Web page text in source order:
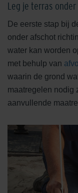
Leg je terras
De eerste stap bij
onder afschot
water kan worden
met behulp van
waarin de grond
maatregelen nodig
aanvullende